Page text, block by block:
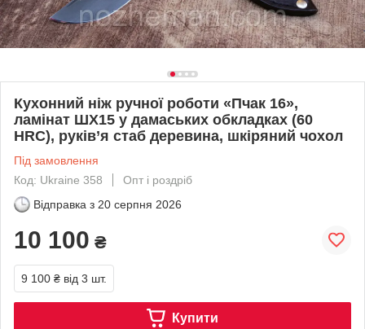
Кухонний ніж ручної роботи «Пчак 16»,
ламінат ШХ15 у дамаських обкладках (60
HRC), руків’я стаб деревина, шкіряний чохол
Під замовлення
Код: Ukraine 358
Опт і роздріб
Відправка з 20 серпня 2026
10 100 ₴
9 100 ₴ від 3 шт.
Купити